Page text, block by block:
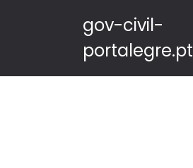
gov-civil-
portalegre.pt